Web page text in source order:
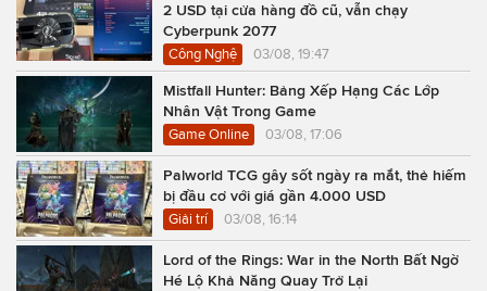
2 USD tại cửa hàng đồ cũ, vẫn chạy
Cyberpunk 2077
Công Nghệ 03/08, 19:47
Mistfall Hunter: Bảng Xếp Hạng Các Lớp
Nhân Vật Trong Game
Game Online 03/08, 17:06
Palworld TCG gây sốt ngày ra mắt, thẻ hiếm
bị đầu cơ với giá gần 4.000 USD
Giải trí 03/08, 16:14
Lord of the Rings: War in the North Bất Ngờ
Hé Lộ Khả Năng Quay Trở Lại